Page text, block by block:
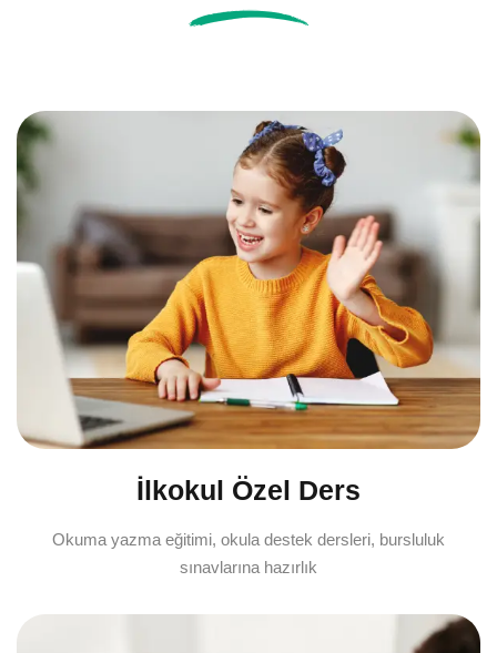
İlkokul Özel Ders
Okuma yazma eğitimi, okula destek dersleri, bursluluk
sınavlarına hazırlık